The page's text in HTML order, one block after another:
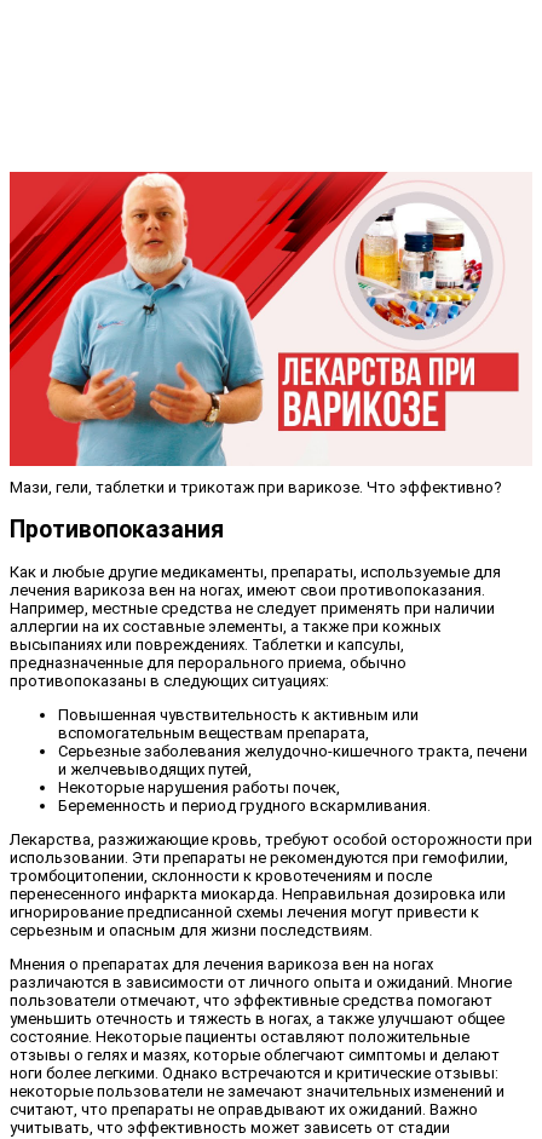
Мази, гели, таблетки и трикотаж при варикозе. Что эффективно?
Противопоказания
Как и любые другие медикаменты, препараты, используемые для
лечения варикоза вен на ногах, имеют свои противопоказания.
Например, местные средства не следует применять при наличии
аллергии на их составные элементы, а также при кожных
высыпаниях или повреждениях. Таблетки и капсулы,
предназначенные для перорального приема, обычно
противопоказаны в следующих ситуациях:
Повышенная чувствительность к активным или
вспомогательным веществам препарата,
Серьезные заболевания желудочно-кишечного тракта, печени
и желчевыводящих путей,
Некоторые нарушения работы почек,
Беременность и период грудного вскармливания.
Лекарства, разжижающие кровь, требуют особой осторожности при
использовании. Эти препараты не рекомендуются при гемофилии,
тромбоцитопении, склонности к кровотечениям и после
перенесенного инфаркта миокарда. Неправильная дозировка или
игнорирование предписанной схемы лечения могут привести к
серьезным и опасным для жизни последствиям.
Мнения о препаратах для лечения варикоза вен на ногах
различаются в зависимости от личного опыта и ожиданий. Многие
пользователи отмечают, что эффективные средства помогают
уменьшить отечность и тяжесть в ногах, а также улучшают общее
состояние. Некоторые пациенты оставляют положительные
отзывы о гелях и мазях, которые облегчают симптомы и делают
ноги более легкими. Однако встречаются и критические отзывы:
некоторые пользователи не замечают значительных изменений и
считают, что препараты не оправдывают их ожиданий. Важно
учитывать, что эффективность может зависеть от стадии